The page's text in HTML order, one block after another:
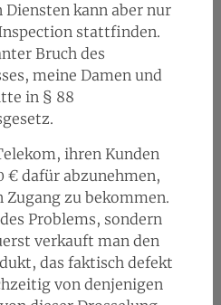
kann aber nur
stattfinden.
Bruch des
meine Damen und
in § 88
ihren Kunden
€ dafür abzunehmen,
zu bekommen.
Problems, sondern
verkauft man den
das faktisch defekt
von denjenigen